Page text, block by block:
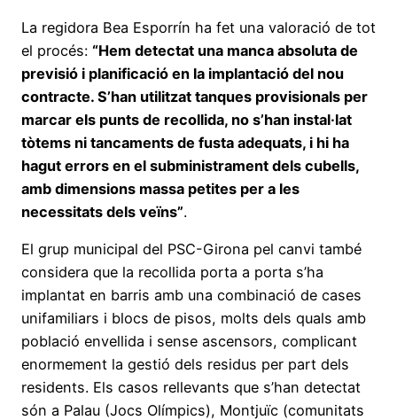
La regidora Bea Esporrín ha fet una valoració de tot
el procés: “Hem detectat una manca absoluta de
previsió i planificació en la implantació del nou
contracte. S’han utilitzat tanques provisionals per
marcar els punts de recollida, no s’han instal·lat
tòtems ni tancaments de fusta adequats, i hi ha
hagut errors en el subministrament dels cubells,
amb dimensions massa petites per a les
necessitats dels veïns”.
El grup municipal del PSC-Girona pel canvi també
considera que la recollida porta a porta s’ha
implantat en barris amb una combinació de cases
unifamiliars i blocs de pisos, molts dels quals amb
població envellida i sense ascensors, complicant
enormement la gestió dels residus per part dels
residents. Els casos rellevants que s’han detectat
són a Palau (Jocs Olímpics), Montjuïc (comunitats